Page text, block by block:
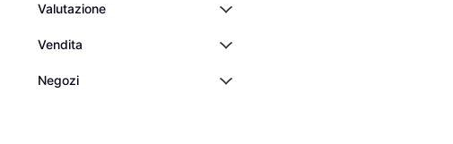
Valutazione
Vendita
Negozi